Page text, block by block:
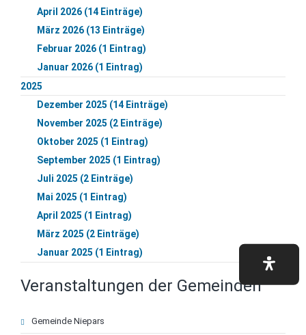
April 2026 (14 Einträge)
März 2026 (13 Einträge)
Februar 2026 (1 Eintrag)
Januar 2026 (1 Eintrag)
2025
Dezember 2025 (14 Einträge)
November 2025 (2 Einträge)
Oktober 2025 (1 Eintrag)
September 2025 (1 Eintrag)
Juli 2025 (2 Einträge)
Mai 2025 (1 Eintrag)
April 2025 (1 Eintrag)
März 2025 (2 Einträge)
Januar 2025 (1 Eintrag)
Veranstaltungen der Gemeinden
Navigation
überspringen
Gemeinde Niepars